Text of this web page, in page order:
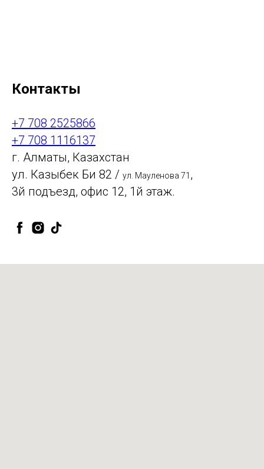
Контакты
+7 708 2525866
+7 708 1116137
г. Алматы, Казахстан
ул. Казыбек Би 82 / ул. Мауленова 71 ,
3й подъезд, офис 12, 1й этаж.